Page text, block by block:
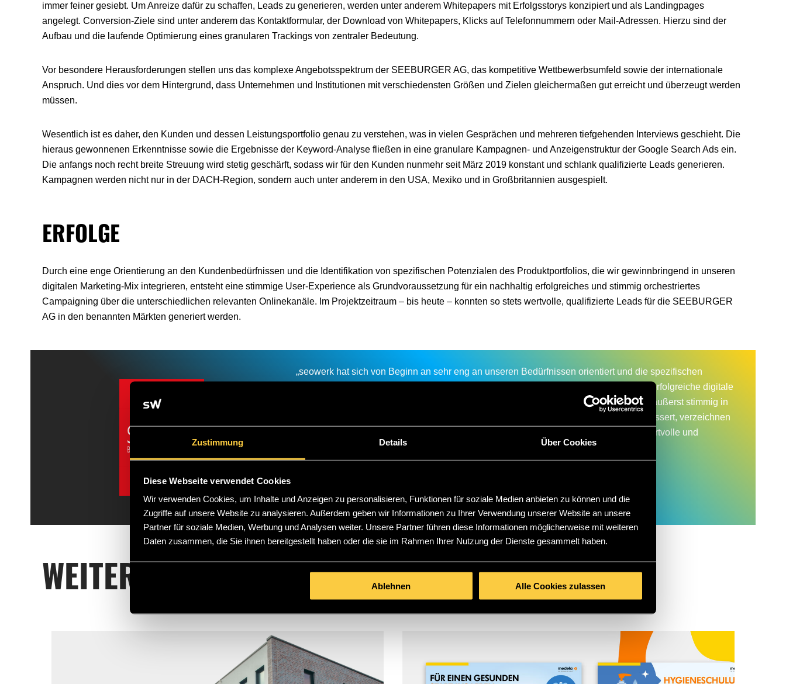
Zustimmung Details Über Cookies
Diese Webseite verwendet Cookies
Wir verwenden Cookies, um Inhalte und Anzeigen zu personalisieren, Funktionen für soziale Medien anbieten zu können und die
Zugriffe auf unsere Website zu analysieren. Außerdem geben wir Informationen zu Ihrer Verwendung unserer Website an unsere
Partner für soziale Medien, Werbung und Analysen weiter. Unsere Partner führen diese Informationen möglicherweise mit weiteren
Daten zusammen, die Sie ihnen bereitgestellt haben oder die sie im Rahmen Ihrer Nutzung der Dienste gesammelt haben.
Ablehnen Alle Cookies zulassen
immer feiner gesiebt. Um Anreize dafür zu schaffen, Leads zu generieren, werden unter anderem Whitepapers mit Erfolgsstorys konzipiert und als Landingpages
angelegt. Conversion-Ziele sind unter anderem das Kontaktformular, der Download von Whitepapers, Klicks auf Telefonnummern oder Mail-Adressen. Hierzu sind der
Aufbau und die laufende Optimierung eines granularen Trackings von zentraler Bedeutung.
Vor besondere Herausforderungen stellen uns das komplexe Angebotsspektrum der SEEBURGER AG, das kompetitive Wettbewerbsumfeld sowie der internationale
Anspruch. Und dies vor dem Hintergrund, dass Unternehmen und Institutionen mit verschiedensten Größen und Zielen gleichermaßen gut erreicht und überzeugt werden
müssen.
Wesentlich ist es daher, den Kunden und dessen Leistungsportfolio genau zu verstehen, was in vielen Gesprächen und mehreren tiefgehenden Interviews geschieht. Die
hieraus gewonnenen Erkenntnisse sowie die Ergebnisse der Keyword-Analyse fließen in eine granulare Kampagnen- und Anzeigenstruktur der Google Search Ads ein.
Die anfangs noch recht breite Streuung wird stetig geschärft, sodass wir für den Kunden nunmehr seit März 2019 konstant und schlank qualifizierte Leads generieren.
Kampagnen werden nicht nur in der DACH-Region, sondern auch unter anderem in den USA, Mexiko und in Großbritannien ausgespielt.
ERFOLGE
Durch eine enge Orientierung an den Kundenbedürfnissen und die Identifikation von spezifischen Potenzialen des Produktportfolios, die wir gewinnbringend in unseren
digitalen Marketing-Mix integrieren, entsteht eine stimmige User-Experience als Grundvoraussetzung für ein nachhaltig erfolgreiches und stimmig orchestriertes
Campaigning über die unterschiedlichen relevanten Onlinekanäle. Im Projektzeitraum – bis heute – konnten so stets wertvolle, qualifizierte Leads für die SEEBURGER
AG in den benannten Märkten generiert werden.
„seowerk hat sich von Beginn an sehr eng an unseren Bedürfnissen orientiert und die spezifischen
Potenziale unseres Produktportfolios identifiziert. seowerk gestaltet für uns nachhaltig erfolgreiche digitale
Kampagnen und SEO-Maßnahmen über die unterschiedlichen Onlinekanäle, die sich äußerst stimmig in
unseren Marketingmix integrieren. Dank seowerk haben wir die User Experience verbessert, verzeichnen
deutlich höhere Conversion Rates und – am wichtigsten – generieren kontinuierlich wertvolle und
qualifizierte Leads, sowohl national als auch international.“
Marketing SEEBURGER AG
WEITERE INTERESSANTE SUCCESS STORIES.